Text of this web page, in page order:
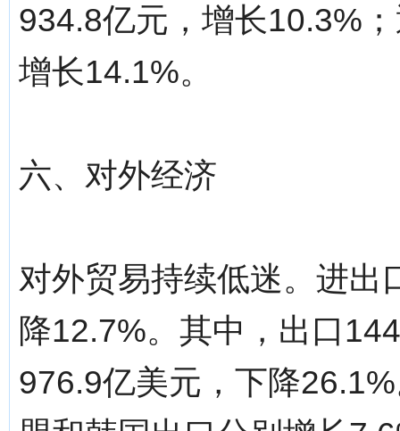
934.8亿元，增长10.3%
增长14.1%。
六、对外经济
对外贸易持续低迷。进出
降12.7%。其中，出口
976.9亿美元，下降